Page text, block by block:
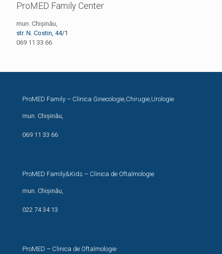
ProMED Family Center
mun. Chișinău,
str. N. Costin, 44/1
069 11 33 66
ProMED Family – Clinica Ginecologie,Chirugie,Urologie
mun. Chișinău,
069 11 33 66
ProMED Family&Kids – Clinica de Oftalmologie
mun. Chișinău,
022 74 34 13
ProMED – Clinica de Oftalmologie